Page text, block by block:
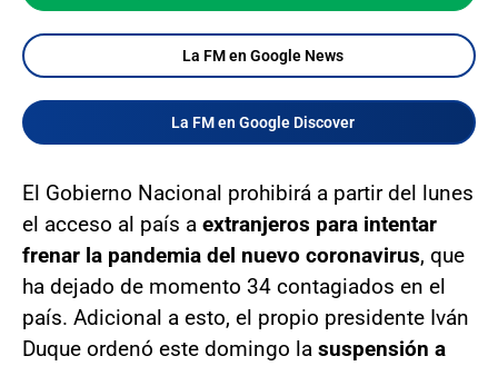
La FM en Google News
La FM en Google Discover
El Gobierno Nacional prohibirá a partir del lunes
el acceso al país a extranjeros para intentar
frenar la pandemia del nuevo coronavirus, que
ha dejado de momento 34 contagiados en el
país. Adicional a esto, el propio presidente Iván
Duque ordenó este domingo la suspensión a